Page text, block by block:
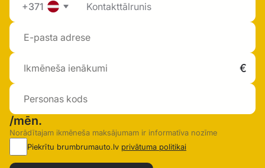
+371
/mēn.
Norādītajam ikmēneša maksājumam ir informatīva nozīme
Piekrītu brumbrumauto.lv privātuma politikai